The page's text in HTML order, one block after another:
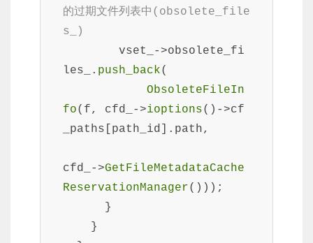
的过期文件列表中(obsolete_file
s_)
les_. push_back(
ObsoleteFileIn
fo(f, cfd_->ioptions()->cf
_paths[path_id].path,
cfd_->GetFileMetadataCache
ReservationManager()));